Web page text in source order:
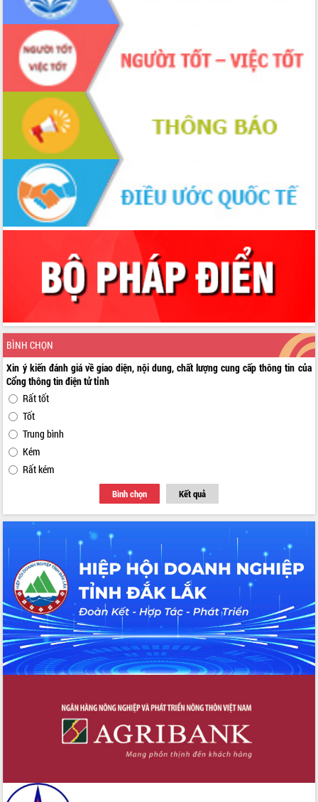
BÌNH CHỌN
Xin ý kiến đánh giá về giao diện, nội dung, chất lượng cung cấp thông tin của
Cổng thông tin điện tử tỉnh
Rất tốt
Tốt
Trung bình
Kém
Rất kém
Bình chọn Kết quả